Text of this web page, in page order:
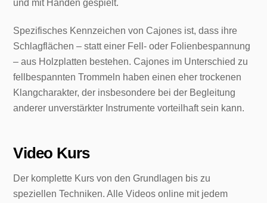
und mit Händen gespielt.
Spezifisches Kennzeichen von Cajones ist, dass ihre
Schlagflächen – statt einer Fell- oder Folienbespannung
– aus Holzplatten bestehen. Cajones im Unterschied zu
fellbespannten Trommeln haben einen eher trockenen
Klangcharakter, der insbesondere bei der Begleitung
anderer unverstärkter Instrumente vorteilhaft sein kann.
Video Kurs
Der komplette Kurs von den Grundlagen bis zu
speziellen Techniken. Alle Videos online mit jedem